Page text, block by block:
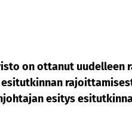
on ottanut uudelleen
esitys